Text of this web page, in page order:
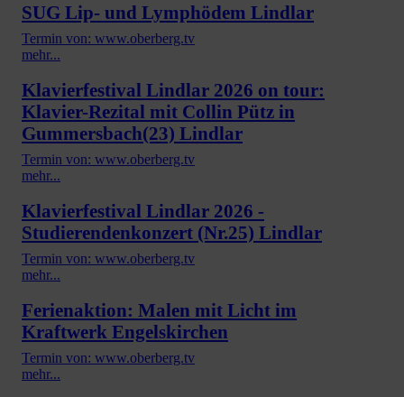
SUG Lip- und Lymphödem Lindlar
Termin von: www.oberberg.tv
mehr...
Klavierfestival Lindlar 2026 on tour:
Klavier-Rezital mit Collin Pütz in
Gummersbach(23) Lindlar
Termin von: www.oberberg.tv
mehr...
Klavierfestival Lindlar 2026 -
Studierendenkonzert (Nr.25) Lindlar
Termin von: www.oberberg.tv
mehr...
Ferienaktion: Malen mit Licht im
Kraftwerk Engelskirchen
Termin von: www.oberberg.tv
mehr...